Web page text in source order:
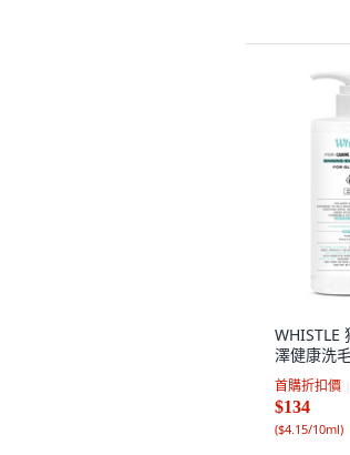
WHISTLE
澤健康洗
首購折扣價
$134
($4.15/10ml)